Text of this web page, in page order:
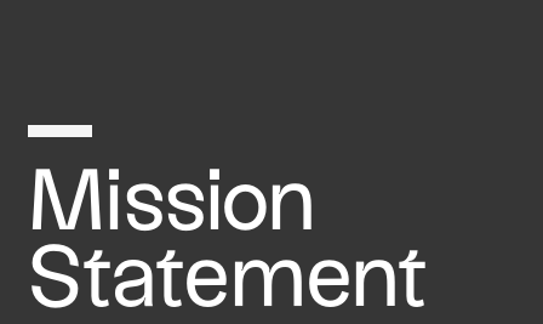
Mission
Statement